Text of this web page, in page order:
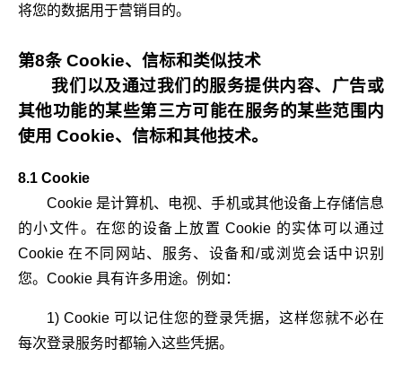
将您的数据用于营销目的。
第8条 Cookie、信标和类似技术
我们以及通过我们的服务提供内容、广告或
其他功能的某些第三方可能在服务的某些范围内
使用 Cookie、信标和其他技术。
8.1 Cookie
Cookie 是计算机、电视、手机或其他设备上存储信息
的小文件。在您的设备上放置 Cookie 的实体可以通过
Cookie 在不同网站、服务、设备和/或浏览会话中识别
您。Cookie 具有许多用途。例如：
1) Cookie 可以记住您的登录凭据，这样您就不必在
每次登录服务时都输入这些凭据。